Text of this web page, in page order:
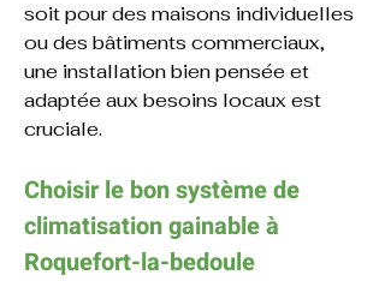
soit pour des maisons individuelles
ou des bâtiments commerciaux,
une installation bien pensée et
adaptée aux besoins locaux est
cruciale.
Choisir le bon système de
climatisation gainable à
Roquefort-la-bedoule